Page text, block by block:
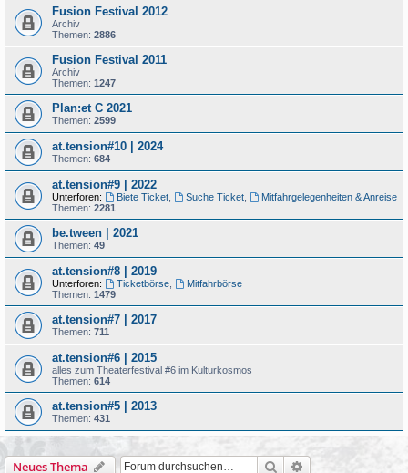
Fusion Festival 2012
Archiv
Themen: 2886
Fusion Festival 2011
Archiv
Themen: 1247
Plan:et C 2021
Themen: 2599
at.tension#10 | 2024
Themen: 684
at.tension#9 | 2022
Unterforen: Biete Ticket, Suche Ticket,
Mitfahrgelegenheiten & Anreise
Themen: 2281
be.tween | 2021
Themen: 49
at.tension#8 | 2019
Unterforen: Ticketbörse,
Mitfahrbörse
Themen: 1479
at.tension#7 | 2017
Themen: 711
at.tension#6 | 2015
alles zum Theaterfestival #6 im Kulturkosmos
Themen: 614
at.tension#5 | 2013
Themen: 431
Neues Thema Suche